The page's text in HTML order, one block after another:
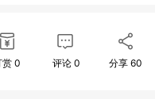
赏 0 评论 0 分享 60